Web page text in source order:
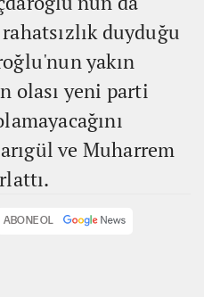
duyduğu
yakın
olası yeni parti
ve Muharrem
ABONE OL